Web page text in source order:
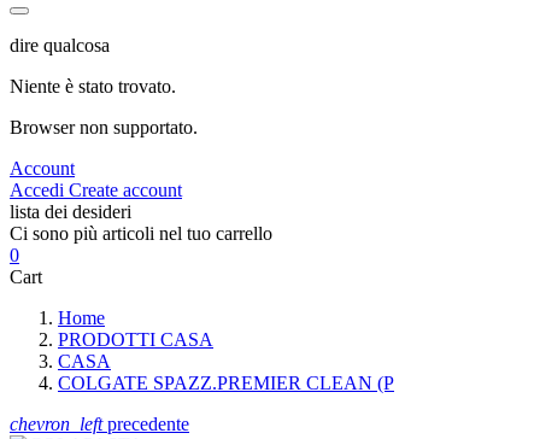
dire qualcosa
Niente è stato trovato.
Browser non supportato.
Account
Accedi Create account
lista dei desideri
Ci sono più articoli nel tuo carrello
0
Cart
Home
PRODOTTI CASA
CASA
COLGATE SPAZZ.PREMIER CLEAN (P
chevron_leftprecedente